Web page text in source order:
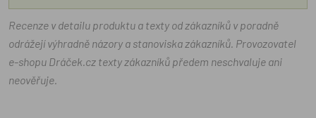
Recenze v detailu produktu a texty od zákazníků v poradně
odrážejí výhradně názory a stanoviska zákazníků. Provozovatel
e-shopu Dráček.cz texty zákazníků předem neschvaluje ani
neověřuje.